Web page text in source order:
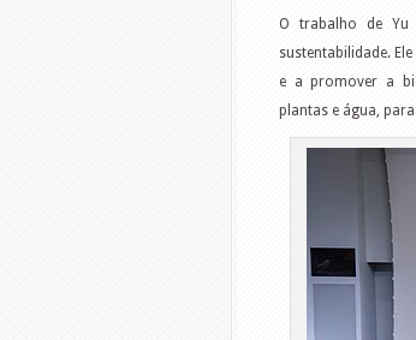
O trabalho de Yu
sustentabilidade.
e a promover a
plantas e água,